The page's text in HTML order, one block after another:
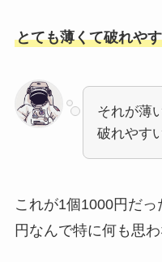
とても薄くて破れや
それが薄
破れやす
これが1個1000円だ
円なんで特に何も思わ